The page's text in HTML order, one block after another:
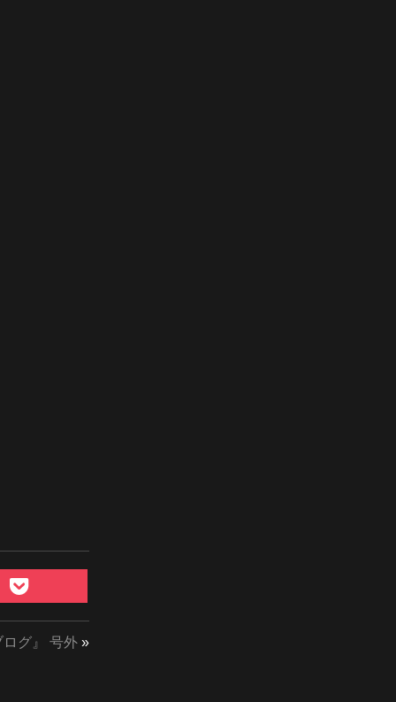
グ』 号外 »